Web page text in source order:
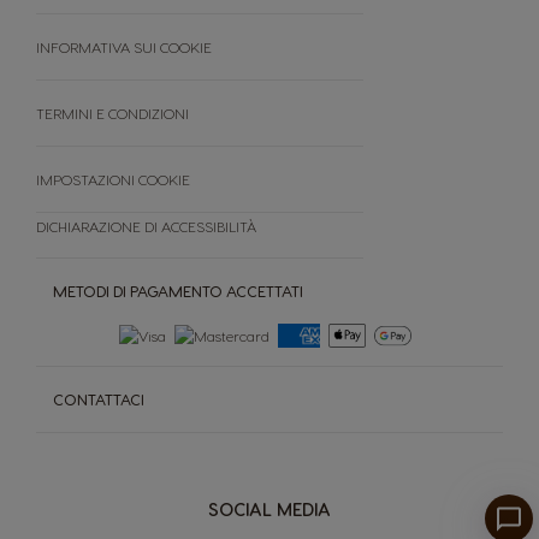
SOCIAL MEDIA
METODI DI PAGAMENTO ACCETTATI
CONTATTACI
INFORMATIVA SUI COOKIE
TERMINI E CONDIZIONI
IMPOSTAZIONI COOKIE
DICHIARAZIONE DI ACCESSIBILITÀ